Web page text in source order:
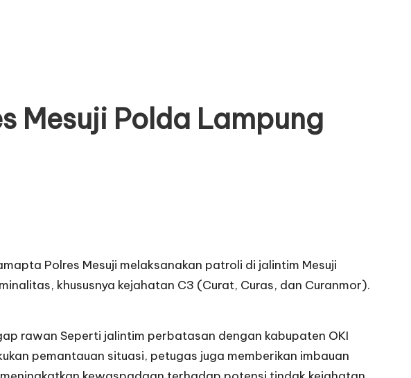
Mesuji Polda Lampung
Polres Mesuji melaksanakan patroli di jalintim Mesuji
khususnya kejahatan C3 (Curat, Curas, dan Curanmor).
rawan Seperti jalintim perbatasan dengan kabupaten OKI
pemantauan situasi, petugas juga memberikan imbauan